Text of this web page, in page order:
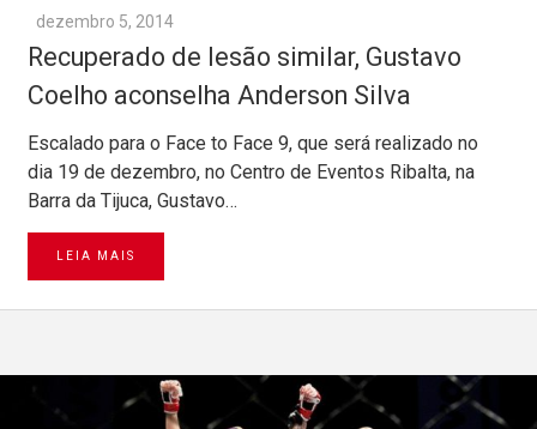
dezembro 5, 2014
Recuperado de lesão similar, Gustavo
Coelho aconselha Anderson Silva
Escalado para o Face to Face 9, que será realizado no
dia 19 de dezembro, no Centro de Eventos Ribalta, na
Barra da Tijuca, Gustavo…
LEIA MAIS